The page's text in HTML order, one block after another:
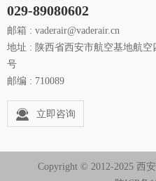
029-89080602
邮箱 : vaderair@vaderair.cn
地址 : 陕西省西安市航空基地航空
号
邮编 : 710089
立即咨询
Copyright © 2012-2025 西